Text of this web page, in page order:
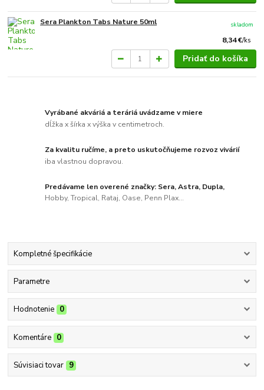
Sera Plankton Tabs Nature 50ml
8,34 €/ks
skladom
Pridať do košíka
Vyrábané akváriá a teráriá uvádzame v miere
dĺžka x šírka x výška v centimetroch.
Za kvalitu ručíme, a preto uskutočňujeme rozvoz vivárií
iba vlastnou dopravou.
Predávame len overené značky: Sera, Astra, Dupla,
Hobby, Tropical, Rataj, Oase, Penn Plax...
Kompletné špecifikácie
Parametre
Hodnotenie 0
Komentáre 0
Súvisiaci tovar 9